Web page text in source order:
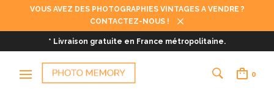
VOUS AVEZ DES PHOTOGRAPHIES VINTAGES A VENDRE ?
CONTACTEZ-NOUS !
* Livraison gratuite en France métropolitaine.
0